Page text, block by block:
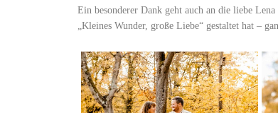
Ein besonderer Dank geht auch an die liebe
„Kleines Wunder, große Liebe“ gestaltet hat –